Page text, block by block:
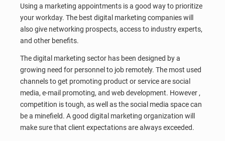
Using a marketing appointments is a good way to prioritize
your workday. The best digital marketing companies will
also give networking prospects, access to industry experts,
and other benefits.
The digital marketing sector has been designed by a
growing need for personnel to job remotely. The most used
channels to get promoting product or service are social
media, e-mail promoting, and web development. However ,
competition is tough, as well as the social media space can
be a minefield. A good digital marketing organization will
make sure that client expectations are always exceeded.